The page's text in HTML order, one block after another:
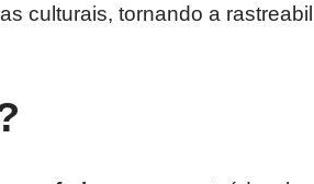
culturais, tornando a